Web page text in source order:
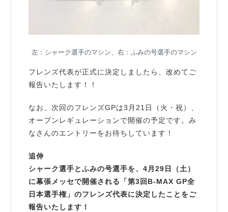
左：シャーク選手のマシン、右：ふみの号選手のマシン
フレンズ代表が正式に決定しましたら、改めてご
報告いたします！！
なお、次回のフレンズGPは3月21日（火・祝）、
オープンレギュレーションで開催の予定です。み
なさんのエントリーをお待ちしています！
追伸
シャーク選手とふみの号選手を、4月29日（土）
に幕張メッセで開催される「第3回B-MAX GP全
日本選手権」のフレンズ代表に決定したことをご
報告いたします！